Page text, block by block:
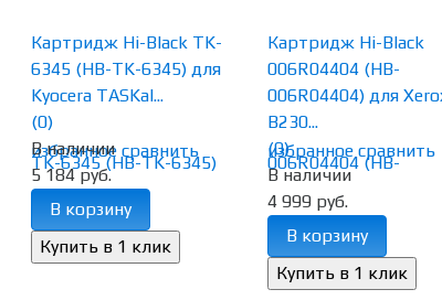
избранное сравнить
Картридж Hi-Black TK-
6345 (HB-TK-6345) для
Kyocera TASKal...
(0)
В наличии
5 184 руб.
В корзину
избранное сравнить
Картридж Hi-Black
006R04404 (HB-
006R04404) для
B230...
(0)
В наличии
4 999 руб.
В корзину